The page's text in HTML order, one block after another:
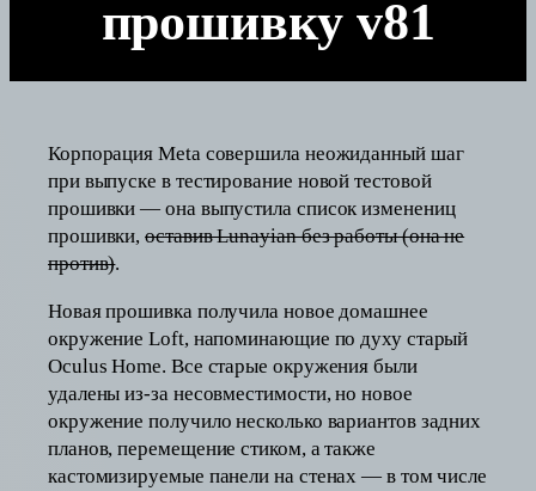
прошивку v81
Корпорация Meta совершила неожиданный шаг
при выпуске в тестирование новой тестовой
прошивки — она выпустила список изменениц
прошивки,оставив Lunayian без работы (она не
против).
Новая прошивка получила новое домашнее
окружение Loft, напоминающие по духу старый
Oculus Home. Все старые окружения были
удалены из-за несовместимости, но новое
окружение получило несколько вариантов задних
планов, перемещение стиком, а также
кастомизируемые панели на стенах — в том числе